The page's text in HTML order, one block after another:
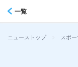
一覧
ニューストップ > スポ